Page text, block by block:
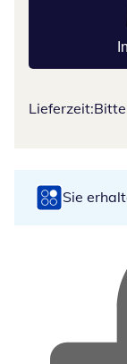
Lieferzeit:
Sie